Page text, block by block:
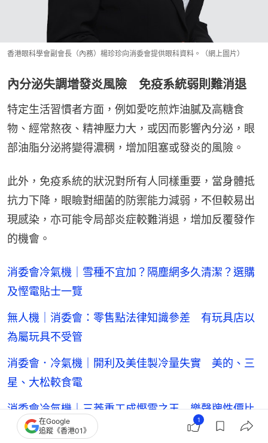
香港眼科學會副會長（內務）楊珍珍向消委會提供眼科資料。（網上圖片）
內分泌失調增發炎風險 免疫系統弱則難消退
特定生活習慣者方面，例如愛吃煎炸油膩及高糖食
物、經常熬夜、精神壓力大，或因而影響內分泌，眼
部油脂分泌將變得濃稠，增加阻塞或發炎的風險。
此外，免疫系統的狀況對所有人同樣重要，當身體抵
抗力下降，眼瞼對細菌的防禦能力減弱，不但較易出
現感染，亦可能令局部炎症較難消退，增加反覆發作
的機會。
消委會冷氣機｜雪種不宜加？隔塵網多久清潔？選購
及慳電貼士一覽
無人機｜消委會：零售點法律知識參差 有玩具店以
為屬玩具不受管
消委會．冷氣機｜開利及美佳製冷量失實 美的、三
星、大松較食電
消委會冷氣機｜三菱重工成慳電之王 樂聲牌性價比
最高 附評分表
在Google
追蹤《香港01》
1